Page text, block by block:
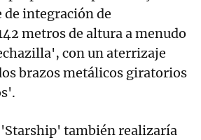
de integración de
metros de altura a menudo
con un aterrizaje
brazos metálicos giratorios
'Starship' también realizaría